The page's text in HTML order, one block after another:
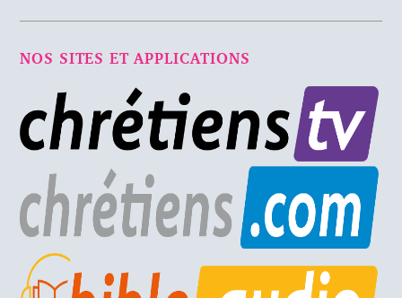
NOS SITES ET APPLICATIONS